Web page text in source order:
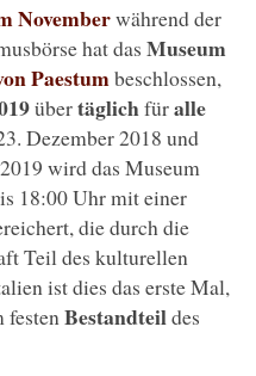
Novemberwährend der
hat das Museum
Paestumbeschlossen,
übertäglichfüralle
Dezember 2018 und
wird das Museum
18:00 Uhr mit einer
die durch die
Teil des kulturellen
ist dies das erste Mal,
festen Bestandteildes